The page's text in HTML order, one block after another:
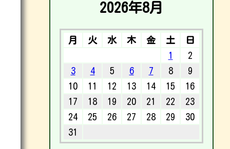
2026年8月
月 火 水 木 金 土
日
1
2
3
4 5 6 7 8
9
10
11 12 13 14 15
16
17
18 19 20 21 22
23
24
25 26 27 28 29
30
31